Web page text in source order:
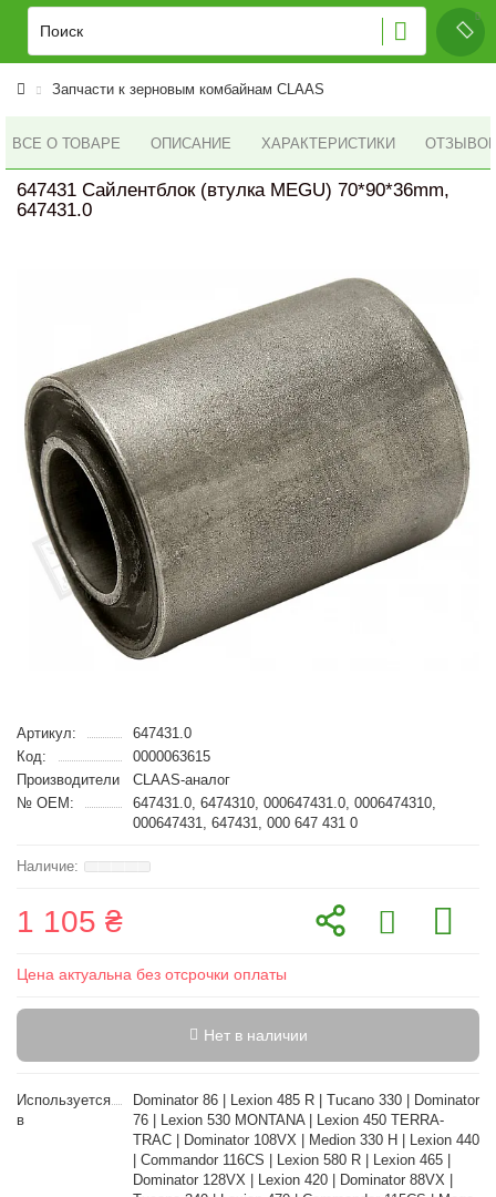
Запчасти к зерновым комбайнам CLAAS
ВСЕ О ТОВАРЕ ОПИСАНИЕ ХАРАКТЕРИСТИКИ ОТЗЫВОВ
647431 Сайлентблок (втулка MEGU) 70*90*36mm,
647431.0
Артикул:
647431.0
Код:
0000063615
Производители
CLAAS-аналог
№ OEM:
647431.0, 6474310, 000647431.0, 0006474310,
000647431, 647431, 000 647 431 0
1 105 ₴
Цена актуальна без отсрочки оплаты
Нет в наличии
Используется
в
Dominator 86 | Lexion 485 R | Tucano 330 | Dominator
76 | Lexion 530 MONTANA | Lexion 450 TERRA-
TRAC | Dominator 108VX | Medion 330 H | Lexion 440
| Commandor 116CS | Lexion 580 R | Lexion 465 |
Dominator 128VX | Lexion 420 | Dominator 88VX |